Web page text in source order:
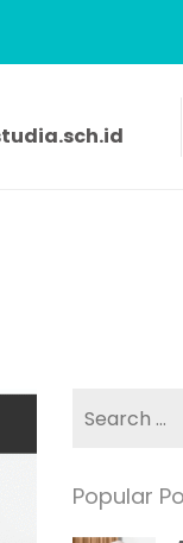
Popular